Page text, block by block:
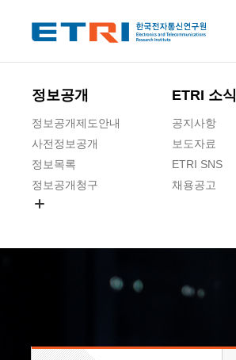
정보공개
정보공개제도안내
사전정보공개
정보목록
정보공개청구
ETRI 소식
공지사항
보도자료
ETRI SNS
채용공고